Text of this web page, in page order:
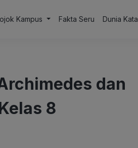
Kampus Fakta Seru Dunia Kata
dan
8